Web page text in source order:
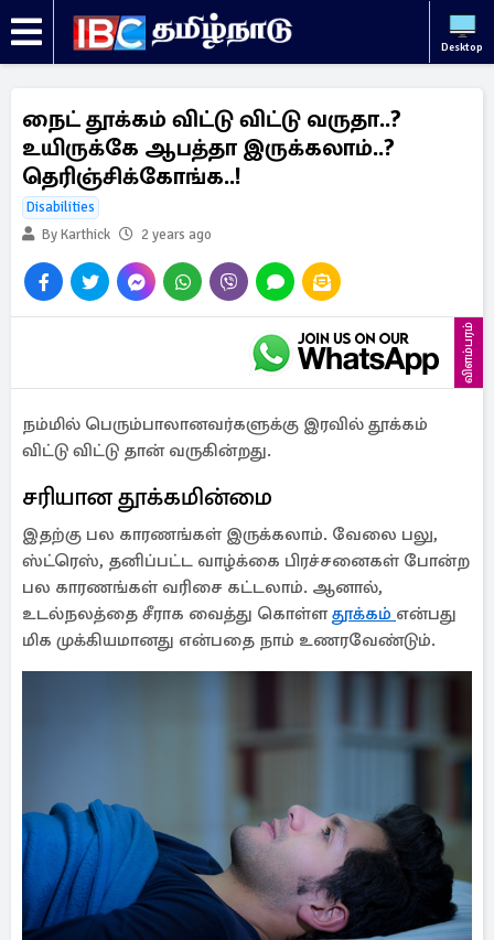
Desktop
நைட் தூக்கம் விட்டு விட்டு வருதா..?
உயிருக்கே ஆபத்தா இருக்கலாம்..?
தெரிஞ்சிக்கோங்க..!
Disabilities
By Karthick
2 years ago
விளம்பரம்
நம்மில் பெரும்பாலானவர்களுக்கு இரவில் தூக்கம்
விட்டு விட்டு தான் வருகின்றது.
சரியான தூக்கமின்மை
இதற்கு பல காரணங்கள் இருக்கலாம். வேலை பலு,
ஸ்ட்ரெஸ், தனிப்பட்ட வாழ்க்கை பிரச்சனைகள் போன்ற
பல காரணங்கள் வரிசை கட்டலாம். ஆனால்,
உடல்நலத்தை சீராக வைத்து கொள்ளதூக்கம் என்பது
மிக முக்கியமானது என்பதை நாம் உணரவேண்டும்.